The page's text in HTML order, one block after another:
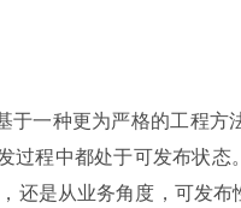
于一种更为严格的工程方
过程中都处于可发布状态
还是从业务角度，可发